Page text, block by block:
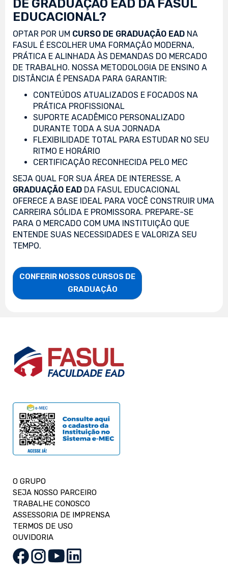
DE GRADUAÇÃO EAD DA FASUL
EDUCACIONAL?
OPTAR POR UM CURSO DE GRADUAÇÃO EAD NA
FASUL É ESCOLHER UMA FORMAÇÃO MODERNA,
PRÁTICA E ALINHADA ÀS DEMANDAS DO MERCADO
DE TRABALHO. NOSSA METODOLOGIA DE ENSINO A
DISTÂNCIA É PENSADA PARA GARANTIR:
CONTEÚDOS ATUALIZADOS E FOCADOS NA
PRÁTICA PROFISSIONAL
SUPORTE ACADÊMICO PERSONALIZADO
DURANTE TODA A SUA JORNADA
FLEXIBILIDADE TOTAL PARA ESTUDAR NO SEU
RITMO E HORÁRIO
CERTIFICAÇÃO RECONHECIDA PELO MEC
SEJA QUAL FOR SUA ÁREA DE INTERESSE, A
GRADUAÇÃO EAD DA FASUL EDUCACIONAL
OFERECE A BASE IDEAL PARA VOCÊ CONSTRUIR UMA
CARREIRA SÓLIDA E PROMISSORA. PREPARE-SE
PARA O MERCADO COM UMA INSTITUIÇÃO QUE
ENTENDE SUAS NECESSIDADES E VALORIZA SEU
TEMPO.
CONFERIR NOSSOS CURSOS DE
                    GRADUAÇÃO
O GRUPO
SEJA NOSSO PARCEIRO
TRABALHE CONOSCO
ASSESSORIA DE IMPRENSA
TERMOS DE USO
OUVIDORIA